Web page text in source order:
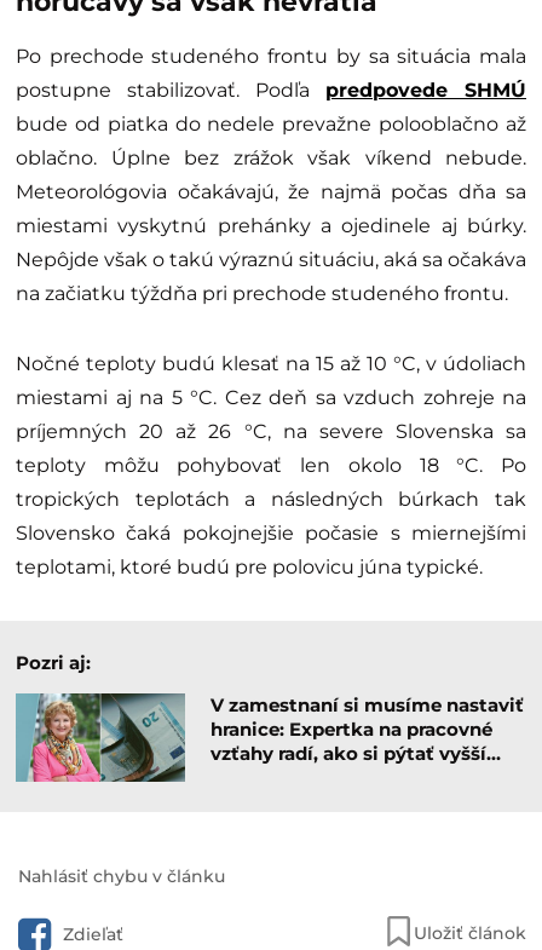
Po prechode studeného frontu by sa situácia mala
postupne stabilizovať. Podľa predpovede SHMÚ
bude od piatka do nedele prevažne polooblačno až
oblačno. Úplne bez zrážok však víkend nebude.
Meteorológovia očakávajú, že najmä počas dňa sa
miestami vyskytnú prehánky a ojedinele aj búrky.
Nepôjde však o takú výraznú situáciu, aká sa očakáva
na začiatku týždňa pri prechode studeného frontu.
Nočné teploty budú klesať na 15 až 10 °C, v údoliach
miestami aj na 5 °C. Cez deň sa vzduch zohreje na
príjemných 20 až 26 °C, na severe Slovenska sa
teploty môžu pohybovať len okolo 18 °C. Po
tropických teplotách a následných búrkach tak
Slovensko čaká pokojnejšie počasie s miernejšími
teplotami, ktoré budú pre polovicu júna typické.
Pozri aj:
V zamestnaní si musíme nastaviť
hranice: Expertka na pracovné
vzťahy radí, ako si pýtať vyšší…
Nahlásiť chybu v článku
Zdieľať Uložiť článok